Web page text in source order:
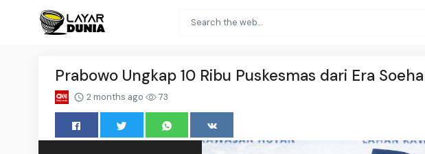
Prabowo Ungkap 10 Ribu Puskesmas dari Era
2 months ago 73